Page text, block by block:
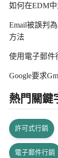
如何在EDM
Email被誤判
方法
使用電子郵件
Google要求
熱門關鍵
許可式行銷
電子郵件行銷